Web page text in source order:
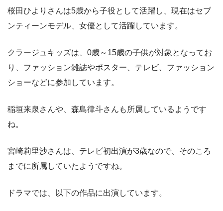
桜田ひよりさんは5歳から子役として活躍し、現在はセブ
ンティーンモデル、女優として活躍しています。
クラージュキッズは、0歳～15歳の子供が対象となってお
り、ファッション雑誌やポスター、テレビ、ファッション
ショーなどに参加しています。
稲垣来泉さんや、森島律斗さんも所属しているようです
ね。
宮崎莉里沙さんは、テレビ初出演が3歳なので、そのころ
までに所属していたようですね。
ドラマでは、以下の作品に出演しています。